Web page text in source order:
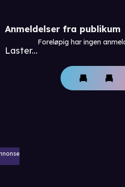
Anmeldelser fra publikum
Laster...
Foreløpig har ingen